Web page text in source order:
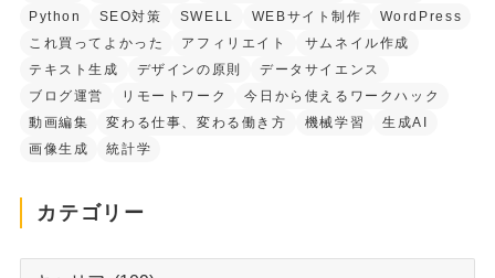
Python
SEO対策 SWELL WEBサイト制作
WordPress
これ買ってよかった
アフィリエイト
サムネイル作成
テキスト生成
デザインの原則
データサイエンス
ブログ運営
リモートワーク
今日から使えるワークハック
動画編集
変わる仕事、変わる働き方 機械学習
生成AI
画像生成
統計学
カテゴリー